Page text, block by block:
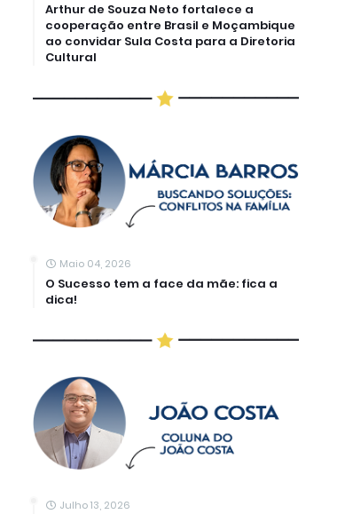
Arthur de Souza Neto fortalece a
cooperação entre Brasil e Moçambique
ao convidar Sula Costa para a Diretoria
Cultural
Maio 04, 2026
O Sucesso tem a face da mãe: fica a
dica!
Julho 13, 2026